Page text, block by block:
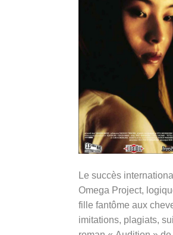
Le succès
Omega Project,
fille fantôme aux
imitations, plagiats,